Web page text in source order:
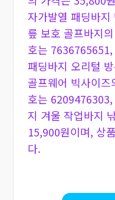
자가발열 패딩바
릎 보호 골프바지
호는
패딩바지 오리털
골프웨어 빅사이
호는
지 겨울 작업바지
15,900원이며, 상
다.